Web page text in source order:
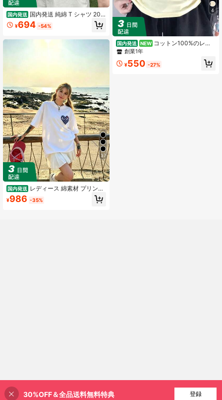
国内発送 国内発送 純綿 T シャツ 202
6 夏新作 プリント柄 レディース丸首
半袖 カジュアルコーデ カップル着用
¥694 -54%
37
国内発送 レディース 綿素材 プリント
柄 半袖 T シャツ クルーネック カジ
ュアル 柔らか肌触り 通気性良好 夏
¥986 -35%
4
国内発送 NEW コットン100%のレデ
ィース半袖Tシャツ、Y2Kストリート
ン、ゆったりとしたクルーネックト
創業1年
¥550 -27%
20% 割引！
30%OFF＆全品送料無料特典 登録